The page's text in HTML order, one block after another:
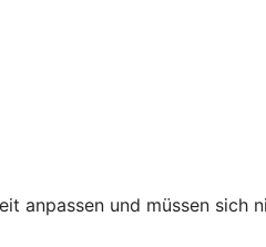
anpassen und müssen